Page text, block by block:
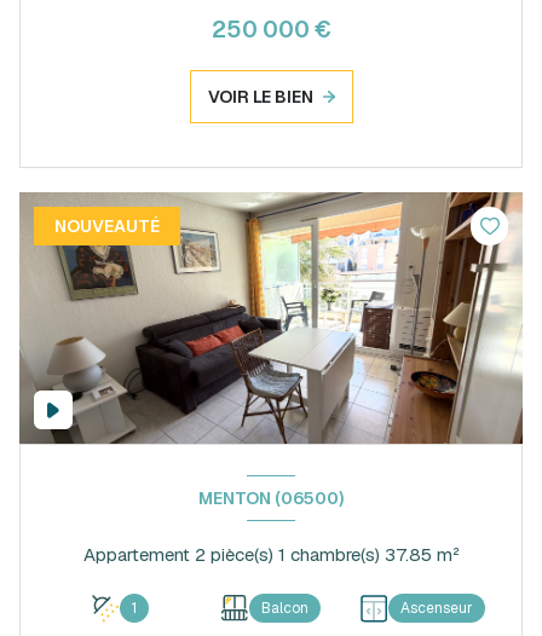
250 000 €
VOIR LE BIEN
NOUVEAUTÉ
MENTON (06500)
Appartement 2 pièce(s) 1 chambre(s) 37.85 m²
1 Balcon Ascenseur